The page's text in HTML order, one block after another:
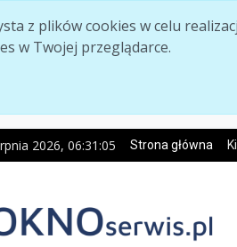
z plików cookies w celu
w Twojej przeglądarce.
2026, 06:31:06 Strona główna